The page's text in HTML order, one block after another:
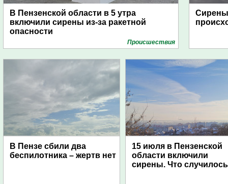
В Пензенской области в 5 утра
включили сирены из-за ракетной
опасности
Проиcшествия
Сирены
В Пензе сбили два
беспилотника – жертв нет
15 июля в Пензенской
области включили
сирены. Что